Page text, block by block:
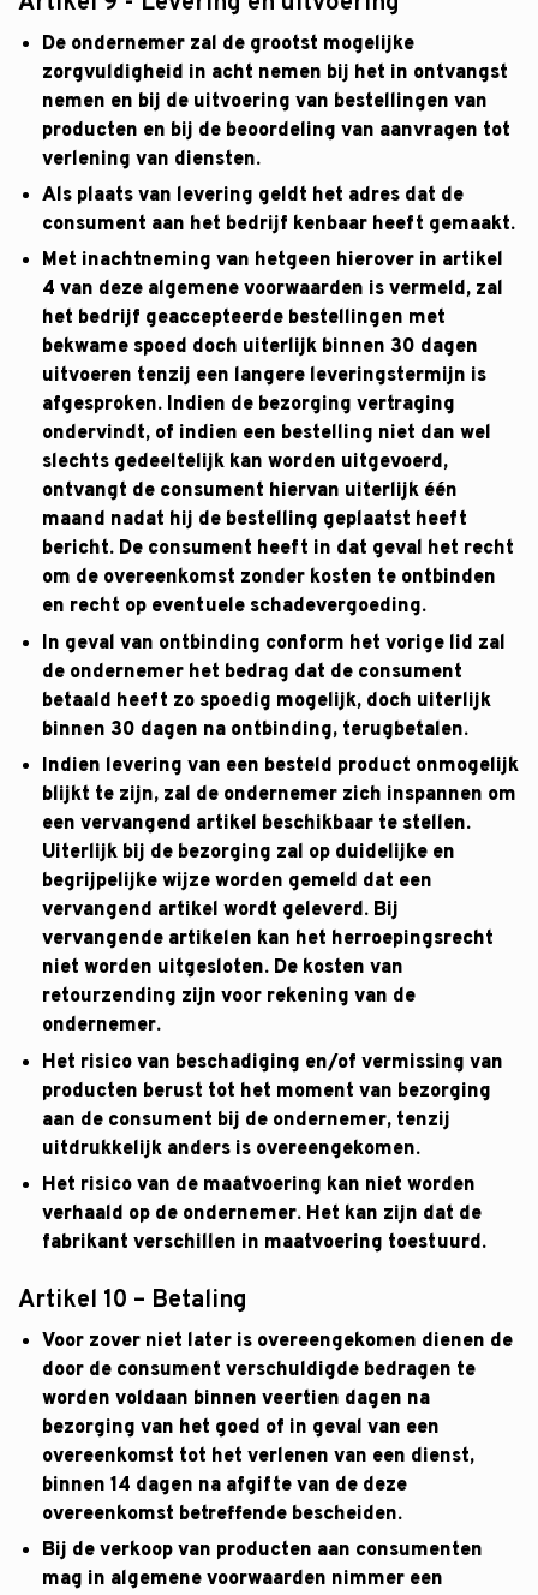
De ondernemer zal de grootst mogelijke
zorgvuldigheid in acht nemen bij het in ontvangst
nemen en bij de uitvoering van bestellingen van
producten en bij de beoordeling van aanvragen tot
verlening van diensten.
Als plaats van levering geldt het adres dat de
consument aan het bedrijf kenbaar heeft gemaakt.
Met inachtneming van hetgeen hierover in artikel
4 van deze algemene voorwaarden is vermeld, zal
het bedrijf geaccepteerde bestellingen met
bekwame spoed doch uiterlijk binnen 30 dagen
uitvoeren tenzij een langere leveringstermijn is
afgesproken. Indien de bezorging vertraging
ondervindt, of indien een bestelling niet dan wel
slechts gedeeltelijk kan worden uitgevoerd,
ontvangt de consument hiervan uiterlijk één
maand nadat hij de bestelling geplaatst heeft
bericht. De consument heeft in dat geval het recht
om de overeenkomst zonder kosten te ontbinden
en recht op eventuele schadevergoeding.
In geval van ontbinding conform het vorige lid zal
de ondernemer het bedrag dat de consument
betaald heeft zo spoedig mogelijk, doch uiterlijk
binnen 30 dagen na ontbinding, terugbetalen.
Indien levering van een besteld product onmogelijk
blijkt te zijn, zal de ondernemer zich inspannen om
een vervangend artikel beschikbaar te stellen.
Uiterlijk bij de bezorging zal op duidelijke en
begrijpelijke wijze worden gemeld dat een
vervangend artikel wordt geleverd. Bij
vervangende artikelen kan het herroepingsrecht
niet worden uitgesloten. De kosten van
retourzending zijn voor rekening van de
ondernemer.
Het risico van beschadiging en/of vermissing van
producten berust tot het moment van bezorging
aan de consument bij de ondernemer, tenzij
uitdrukkelijk anders is overeengekomen.
Het risico van de maatvoering kan niet worden
verhaald op de ondernemer. Het kan zijn dat de
fabrikant verschillen in maatvoering toestuurd.
Artikel 10 – Betaling
Voor zover niet later is overeengekomen dienen de
door de consument verschuldigde bedragen te
worden voldaan binnen veertien dagen na
bezorging van het goed of in geval van een
overeenkomst tot het verlenen van een dienst,
binnen 14 dagen na afgifte van de deze
overeenkomst betreffende bescheiden.
Bij de verkoop van producten aan consumenten
mag in algemene voorwaarden nimmer een